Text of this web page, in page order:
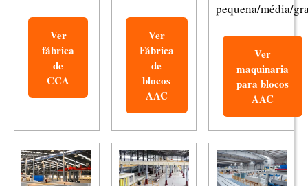
Ver
fábrica
de
CCA
Ver
Fábrica
de
blocos
AAC
pequena/média/
Ver
maquinaria
para blocos
AAC